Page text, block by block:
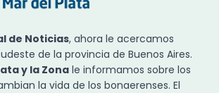
de Noticias, ahora le acercamos
de la provincia de Buenos Aires.
y la Zona le informamos sobre los
la vida de los bonaerenses. El